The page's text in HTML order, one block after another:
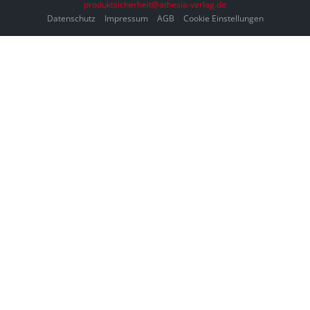
produktsicherheit@athesia-verlag.de
Datenschutz
Impressum AGB Cookie Einstellungen